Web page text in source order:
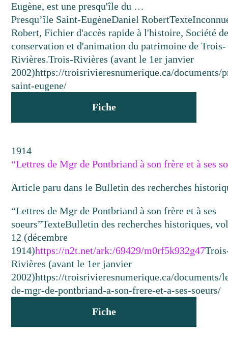
Eugène, est une presqu'île du …
Presqu’île Saint-EugèneDaniel RobertTexte
Robert, Fichier d'accès rapide à l'histoire, Société
conservation et d'animation du patrimoine de Trois-
Rivières.Trois-Rivières (avant le 1er janvier
2002)https://troisrivieresnumerique.ca/documents/
saint-eugene/
Fiche
1914
“Lettres de Mgr de Pontbriand à son frère et à ses
Article paru dans le Bulletin des recherches
“Lettres de Mgr de Pontbriand à son frère et à ses
soeurs”TexteBulletin des recherches historiques,
12 (décembre
1914)https://n2t.net/ark:/69429/m0rf5k932g47
Rivières (avant le 1er janvier
2002)https://troisrivieresnumerique.ca/documents/
de-mgr-de-pontbriand-a-son-frere-et-a-ses-soeurs/
Fiche